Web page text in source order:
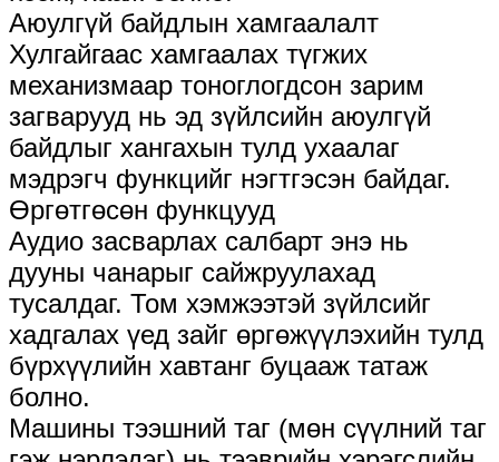
Аюулгүй байдлын хамгаалалт
Хулгайгаас хамгаалах түгжих
механизмаар тоноглогдсон зарим
загварууд нь эд зүйлсийн аюулгүй
байдлыг хангахын тулд ухаалаг
мэдрэгч функцийг нэгтгэсэн байдаг.
Өргөтгөсөн функцууд
Аудио засварлах салбарт энэ нь
дууны чанарыг сайжруулахад
тусалдаг. Том хэмжээтэй зүйлсийг
хадгалах үед зайг өргөжүүлэхийн тулд
бүрхүүлийн хавтанг буцааж татаж
болно.
Машины тээшний таг (мөн сүүлний таг